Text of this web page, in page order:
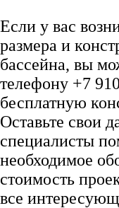
Если у вас
размера и
бассейна, вы
телефону +7
бесплатную
Оставьте свои
специалисты
необходимое
стоимость
все